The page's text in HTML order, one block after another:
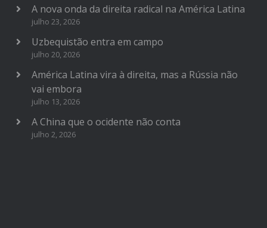
A nova onda da direita radical na América Latina
julho 23, 2026
Uzbequistão entra em campo
julho 20, 2026
América Latina vira à direita, mas a Rússia não
vai embora
julho 13, 2026
A China que o ocidente não conta
julho 2, 2026